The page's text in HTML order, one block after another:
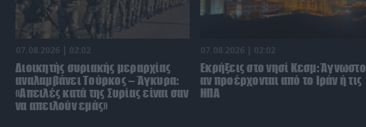
07.08.2026 | 02:02
Διοικητής συριακής μεραρχίας
αναλαμβάνει Τούρκος – Άγκυρα:
«Απειλές κατά της Συρίας είναι σαν
να απειλούν εμάς»
07.08.2026 | 02:02
Εκρήξεις στο νησί Κεσμ: Άγνωστο
αν προέρχονται από το Ιράν ή τις
ΗΠΑ